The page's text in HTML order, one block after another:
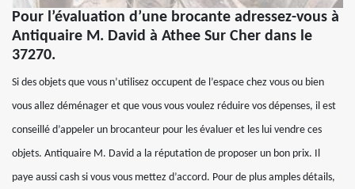
Pour l’évaluation d’une brocante adressez-vous à
Antiquaire M. David à Athee Sur Cher dans le
37270.
Si des objets que vous n’utilisez occupent de l’espace chez vous ou bien
vous allez déménager et que vous vous voulez réduire vos dépenses, il est
conseillé d’appeler un brocanteur pour les évaluer et les lui vendre ces
objets. Antiquaire M. David a la réputation de proposer un bon prix. Il
paye aussi cash si vous vous mettez d’accord. Pour de plus amples détails,